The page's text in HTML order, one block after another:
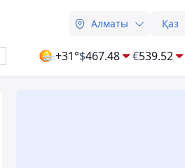
Алматы Қаз
+31°$467.48 €539.52